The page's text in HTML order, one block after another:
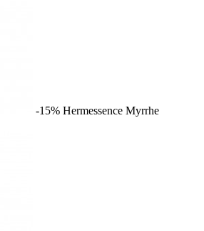
-15% Hermessence Myrrhe